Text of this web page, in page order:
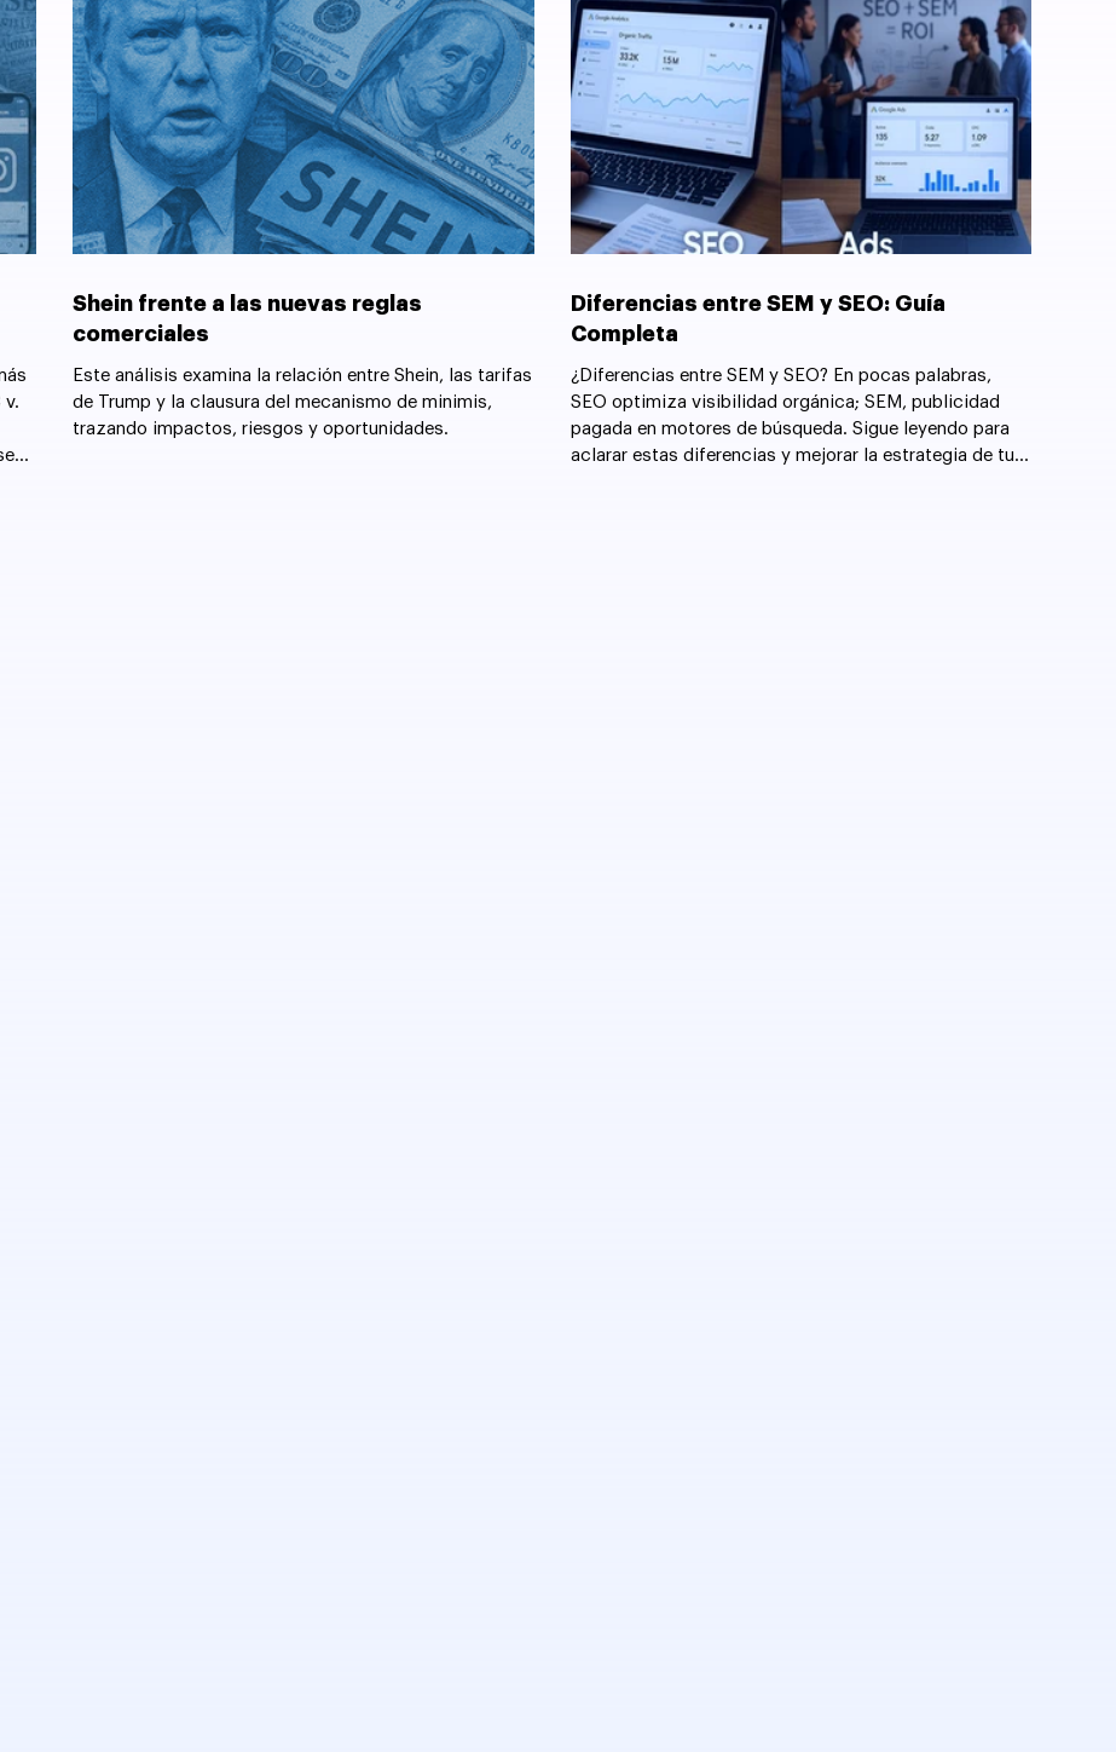
v.
Shein frente a las nuevas reglas
comerciales
Este análisis examina la relación entre Shein, las tarifas
de Trump y la clausura del mecanismo de minimis,
trazando impactos, riesgos y oportunidades.
Diferencias entre SEM y SEO: Guía
Completa
¿Diferencias entre SEM y SEO? En pocas palabras,
SEO optimiza visibilidad orgánica; SEM, publicidad
pagada en motores de búsqueda. Sigue leyendo para
aclarar estas diferencias y mejorar la estrategia de tu